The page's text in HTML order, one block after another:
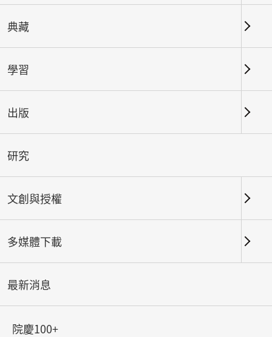
訊網上刊載之所有資料與素材，其得受著作權保護之
範圍，以無償、非專屬，得再授權之方式提供公眾使
用，使用者得不限時間及地域，重製、改作、編輯、
公開傳輸或為其他方式之利用，開發各種產品或服務
（簡稱加值衍生物），此一授權行為不會嗣後撤回，
使用時，應註明出處。
二、相關事項說明：
(一) 本授權範圍僅及於著作權保護之範圍，不及於其
標誌之提供。
護法之相關規定，規劃並執行法律要求之相應措施。
(三) 部分的影音、圖像、樂譜、專人專案撰文或其他
著作，經機關特別聲明須經同意方可使用 者。
典藏
學習
出版
研究
文創與授權
多媒體下載
最新消息
院慶100+